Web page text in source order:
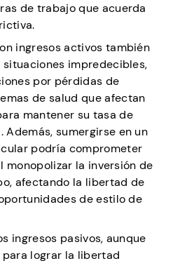
de trabajo que acuerda
ingresos activos también
situaciones impredecibles,
por pérdidas de
de salud que afectan
mantener su tasa de
Además, sumergirse en un
podría comprometer
monopolizar la inversión de
afectando la libertad de
de estilo de
ingresos pasivos, aunque
lograr la libertad